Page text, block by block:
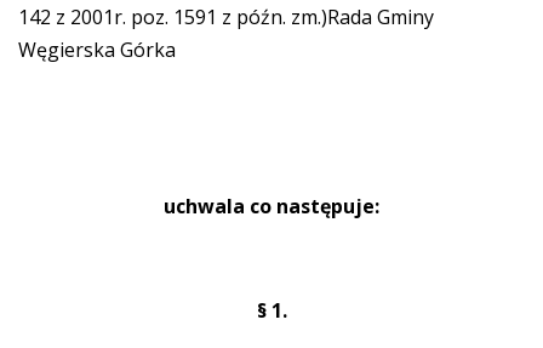
142 z 2001r. poz. 1591 z późn. zm.)Rada Gminy
Węgierska Górka
uchwala co następuje:
§ 1.